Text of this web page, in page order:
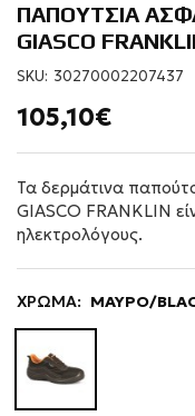
ΠΑΠΟΥΤΣΙΑ
GIASCO
SKU: 30270002207437
105,10€
Τα δερμάτινα
GIASCO FRANKLIN
ηλεκτρολόγους.
ΧΡΩΜΑ: ΜΑΥΡΟ/